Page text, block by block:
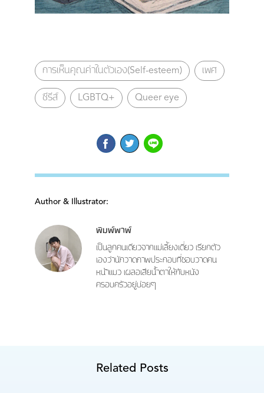
การเห็นคุณค่าในตัวเอง(Self-esteem) เพศ
ซีรีส์ LGBTQ+ Queer eye
Author & Illustrator:
พิมพ์พาพ์
เป็นลูกคนเดียวจากแม่เลี้ยงเดี่ยว เรียกตัว
เองว่านักวาดภาพประกอบที่ชอบวาดคน
หน้าแมว เผลอเสียน้ำตาให้กับหนัง
ครอบครัวอยู่บ่อยๆ
Related Posts